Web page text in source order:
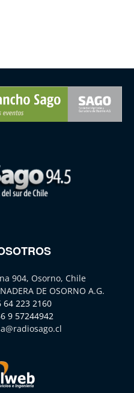
904, Osorno, Chile
DE OSORNO A.G.
64 223 2160
9 57244942